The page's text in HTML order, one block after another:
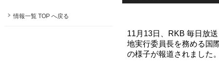
情報一覧 TOP へ戻る
11月13日、RKB 毎日放
地実行委員長を務める国
の様子が報道されました